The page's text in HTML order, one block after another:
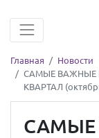
Главная
Новости
САМЫЕ ВАЖНЫЕ
КВАРТАЛ